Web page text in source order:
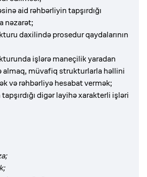
aid rəhbərliyin tapşırdığı
nəzarət;
daxilində prosedur qaydalarının
işlərə maneçilik yaradan
almaq, müvafiq strukturlarla həllini
və rəhbərliyə hesabat vermək;
digər layihə xarakterli işləri